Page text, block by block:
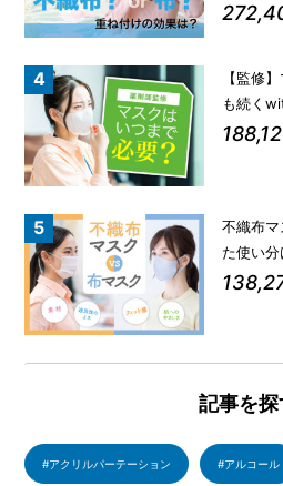
【監修
も続く
不織布
た使い分
記事を探
アクリルパーテーション アルコール